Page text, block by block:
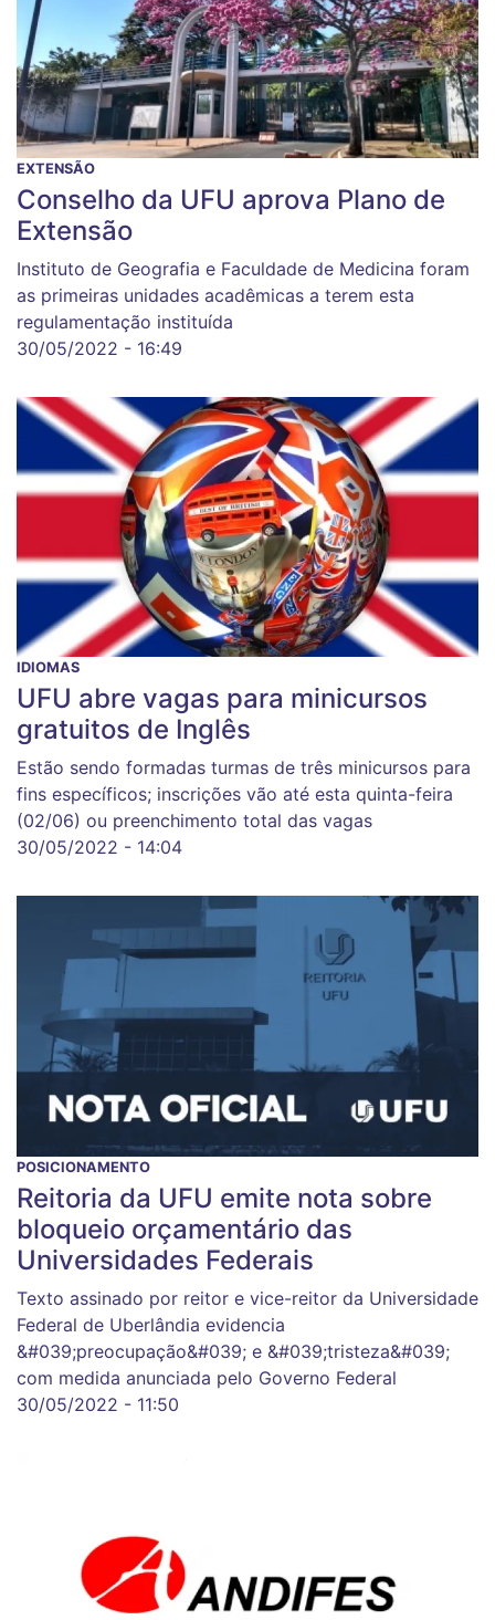
EXTENSÃO
Conselho da UFU aprova Plano de
Extensão
Instituto de Geografia e Faculdade de Medicina foram
as primeiras unidades acadêmicas a terem esta
regulamentação instituída
30/05/2022 - 16:49
IDIOMAS
UFU abre vagas para minicursos
gratuitos de Inglês
Estão sendo formadas turmas de três minicursos para
fins específicos; inscrições vão até esta quinta-feira
(02/06) ou preenchimento total das vagas
30/05/2022 - 14:04
POSICIONAMENTO
Reitoria da UFU emite nota sobre
bloqueio orçamentário das
Universidades Federais
Texto assinado por reitor e vice-reitor da Universidade
Federal de Uberlândia evidencia
&#039;preocupação&#039; e &#039;tristeza&#039;
com medida anunciada pelo Governo Federal
30/05/2022 - 11:50